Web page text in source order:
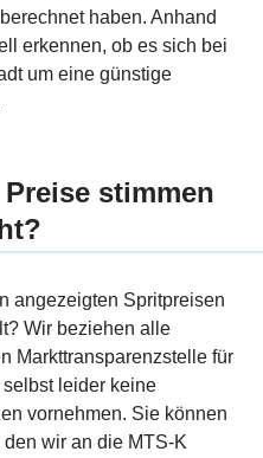
haben. Anhand
erkennen, ob es sich bei
um eine günstige
stimmen
angezeigten Spritpreisen
Wir beziehen alle
Markttransparenzstelle für
selbst leider keine
vornehmen. Sie können
wir an die MTS-K